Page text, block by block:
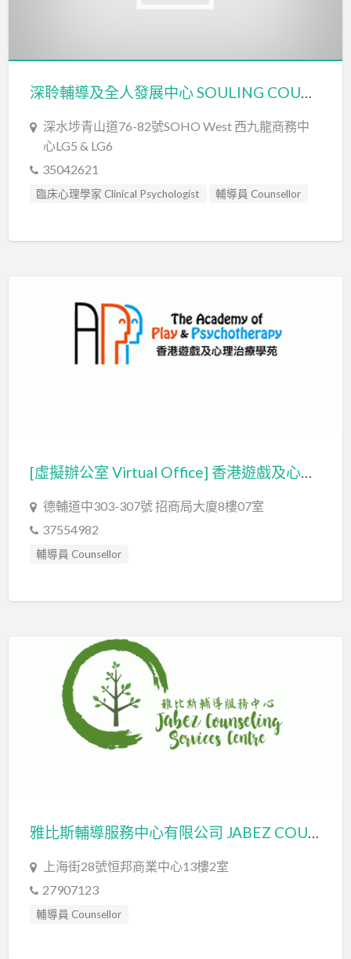
深聆輔導及全人發展中心 SOULING COUNSELLING AND HOLISTIC DEVELOPMENT CENTRE
深水埗青山道76-82號SOHO West 西九龍商務中
心LG5 & LG6
35042621
臨床心理學家 Clinical Psychologist 輔導員 Counsellor
[虛擬辦公室 Virtual Office] 香港遊戲及心理治療學苑有限公司 The Academy of Play & Psychotherapy (APPHK)
德輔道中303-307號 招商局大廈8樓07室
37554982
輔導員 Counsellor
雅比斯輔導服務中心有限公司 JABEZ COUNSELING SERVICES CENTRE LIMITED
上海街28號恒邦商業中心13樓2室
27907123
輔導員 Counsellor